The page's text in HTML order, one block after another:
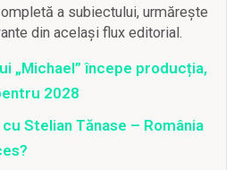
a subiectului, urmărește
din același flux editorial.
„Michael” începe producția,
2028
Stelian Tănase – România